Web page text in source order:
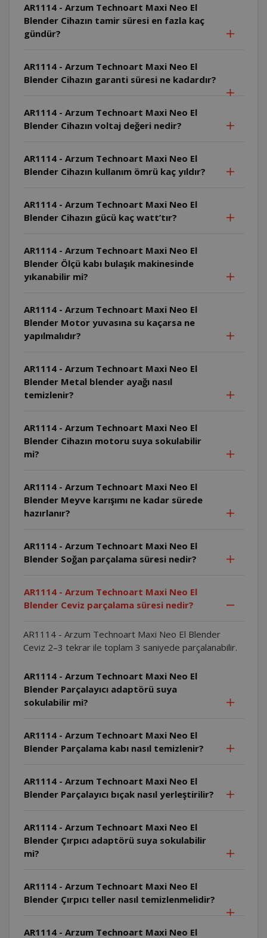
AR1114 - Arzum Technoart Maxi Neo El
Blender Cihazın tamir süresi en fazla kaç
gündür?
AR1114 - Arzum Technoart Maxi Neo El
Blender Cihazın garanti süresi ne kadardır?
AR1114 - Arzum Technoart Maxi Neo El
Blender Cihazın voltaj değeri nedir?
AR1114 - Arzum Technoart Maxi Neo El
Blender Cihazın kullanım ömrü kaç yıldır?
AR1114 - Arzum Technoart Maxi Neo El
Blender Cihazın gücü kaç watt’tır?
AR1114 - Arzum Technoart Maxi Neo El
Blender Ölçü kabı bulaşık makinesinde
yıkanabilir mi?
AR1114 - Arzum Technoart Maxi Neo El
Blender Motor yuvasına su kaçarsa ne
yapılmalıdır?
AR1114 - Arzum Technoart Maxi Neo El
Blender Metal blender ayağı nasıl
temizlenir?
AR1114 - Arzum Technoart Maxi Neo El
Blender Cihazın motoru suya sokulabilir
mi?
AR1114 - Arzum Technoart Maxi Neo El
Blender Meyve karışımı ne kadar sürede
hazırlanır?
AR1114 - Arzum Technoart Maxi Neo El
Blender Soğan parçalama süresi nedir?
AR1114 - Arzum Technoart Maxi Neo El
Blender Ceviz parçalama süresi nedir?
AR1114 - Arzum Technoart Maxi Neo El Blender
Ceviz 2–3 tekrar ile toplam 3 saniyede parçalanabilir.
AR1114 - Arzum Technoart Maxi Neo El
Blender Parçalayıcı adaptörü suya
sokulabilir mi?
AR1114 - Arzum Technoart Maxi Neo El
Blender Parçalama kabı nasıl temizlenir?
AR1114 - Arzum Technoart Maxi Neo El
Blender Parçalayıcı bıçak nasıl yerleştirilir?
AR1114 - Arzum Technoart Maxi Neo El
Blender Çırpıcı adaptörü suya sokulabilir
mi?
AR1114 - Arzum Technoart Maxi Neo El
Blender Çırpıcı teller nasıl temizlenmelidir?
AR1114 - Arzum Technoart Maxi Neo El